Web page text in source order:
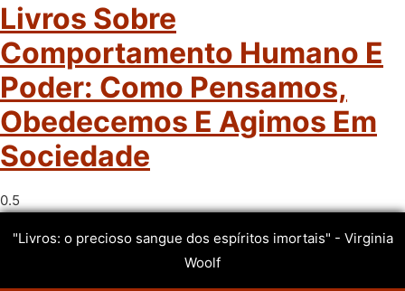
Livros Sobre
Comportamento Humano E
Poder: Como Pensamos,
Obedecemos E Agimos Em
Sociedade
"Livros: o precioso sangue dos espíritos imortais" - Virginia
Woolf